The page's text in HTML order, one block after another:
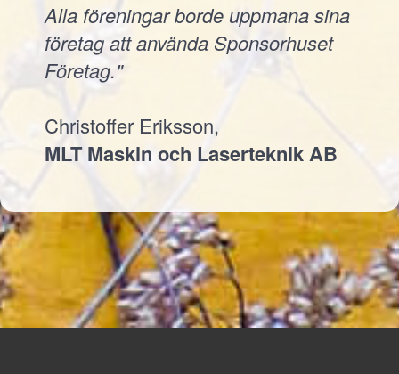
Alla föreningar borde uppmana sina
företag att använda Sponsorhuset
Företag."
Christoffer Eriksson,
MLT Maskin och Laserteknik AB